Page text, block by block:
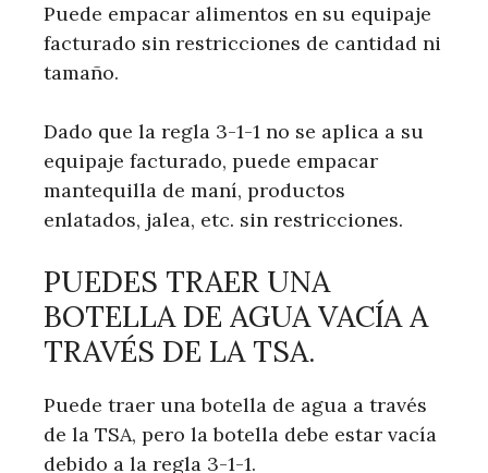
Puede empacar alimentos en su equipaje
facturado sin restricciones de cantidad ni
tamaño.
Dado que la regla 3-1-1 no se aplica a su
equipaje facturado, puede empacar
mantequilla de maní, productos
enlatados, jalea, etc. sin restricciones.
PUEDES TRAER UNA
BOTELLA DE AGUA VACÍA A
TRAVÉS DE LA TSA.
Puede traer una botella de agua a través
de la TSA, pero la botella debe estar vacía
debido a la regla 3-1-1.